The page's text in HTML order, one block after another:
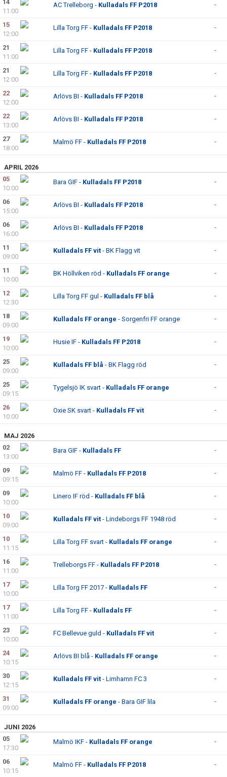
14
11:00
AC Trelleborg - Kulladals FF P2018 -
15
12:00
Lilla Torg FF - Kulladals FF P2018 -
21
11:00
Lilla Torg FF - Kulladals FF P2018 -
21
12:00
Lilla Torg FF - Kulladals FF P2018 -
22
12:00
Arlövs BI - Kulladals FF P2018 -
22
13:00
Arlövs BI - Kulladals FF P2018 -
27
18:00
Malmö FF - Kulladals FF P2018 -
APRIL 2026
05
10:00
Bara GIF - Kulladals FF P2018 -
06
15:00
Arlövs BI - Kulladals FF P2018 -
06
16:00
Arlövs BI - Kulladals FF P2018 -
11
09:00
Kulladals FF vit - BK Flagg vit -
11
10:00
BK Höllviken röd - Kulladals FF orange -
12
12:30
Lilla Torg FF gul - Kulladals FF blå -
18
09:00
Kulladals FF orange - Sorgenfri FF orange -
19
10:00
Husie IF - Kulladals FF P2018 -
25
09:00
Kulladals FF blå - BK Flagg röd -
25
09:15
Tygelsjö IK svart - Kulladals FF orange -
26
10:00
Oxie SK svart - Kulladals FF vit -
MAJ 2026
02
13:00
Bara GIF - Kulladals FF -
09
09:15
Malmö FF - Kulladals FF P2018 -
09
10:00
Linero IF röd - Kulladals FF blå -
10
09:00
Kulladals FF vit - Lindeborgs FF 1948 röd -
10
11:15
Lilla Torg FF svart - Kulladals FF orange -
16
11:00
Trelleborgs FF - Kulladals FF P2018 -
17
10:00
Lilla Torg FF 2017 - Kulladals FF -
17
11:00
Lilla Torg FF - Kulladals FF -
23
10:00
FC Bellevue guld - Kulladals FF vit -
24
10:15
Arlövs BI blå - Kulladals FF orange -
30
12:15
Kulladals FF vit - Limhamn FC 3 -
31
09:00
Kulladals FF orange - Bara GIF lila -
JUNI 2026
05
17:30
Malmö IKF - Kulladals FF orange -
06
10:15
Malmö FF - Kulladals FF P2018 -